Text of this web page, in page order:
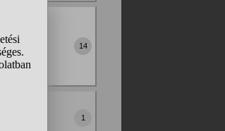
14
1